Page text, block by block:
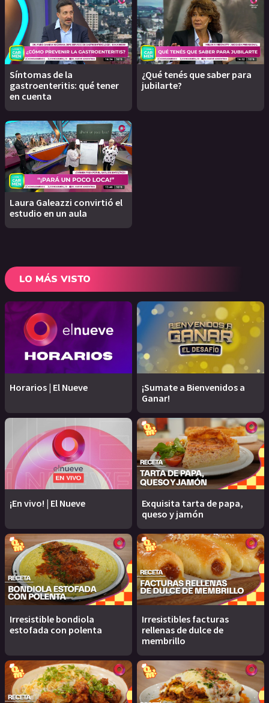
Síntomas de la
gastroenteritis: qué tener
en cuenta
¿Qué tenés que saber para
jubilarte?
Laura Galeazzi convirtió el
estudio en un aula
LO MÁS VISTO
Horarios | El Nueve
¡Sumate a Bienvenidos a
Ganar!
¡En vivo! | El Nueve
Exquisita tarta de papa,
queso y jamón
Irresistible bondiola
estofada con polenta
Irresistibles facturas
rellenas de dulce de
membrillo